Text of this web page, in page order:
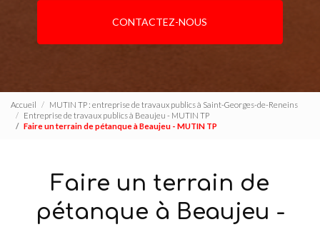
CONTACTEZ-NOUS
Accueil
MUTIN TP : entreprise de travaux publics à Saint-Georges-de-Reneins
Entreprise de travaux publics à Beaujeu - MUTIN TP
Faire un terrain de pétanque à Beaujeu - MUTIN TP
Faire un terrain de
pétanque à Beaujeu -